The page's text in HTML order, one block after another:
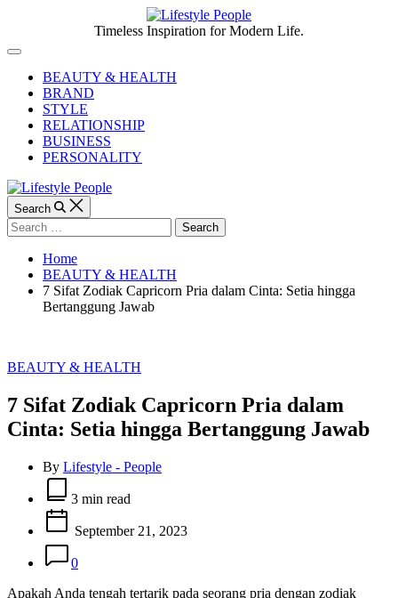
content
People
Timeless Inspiration for Modern Life.
Off
CanvasBEAUTY & HEALTH
BRAND
STYLE
RELATIONSHIP
BUSINESS
PERSONALITY
Search
Search
for:
Home
BEAUTY & HEALTH
7 Sifat Zodiak Capricorn Pria dalam Cinta: Setia hingga
Bertanggung Jawab
Categories
BEAUTY & HEALTH
7 Sifat Zodiak Capricorn Pria dalam
Cinta: Setia hingga Bertanggung Jawab
By Lifestyle - People
Estimated
read
time
3 min read
September 21, 2023
0
Apakah Anda tengah tertarik pada seorang pria dengan zodiak